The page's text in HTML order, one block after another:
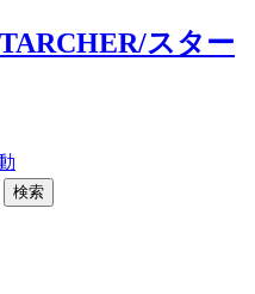
スター